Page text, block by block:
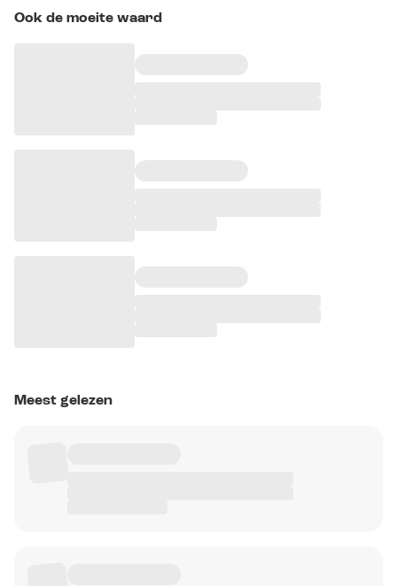
Ook de moeite waard
Meest gelezen